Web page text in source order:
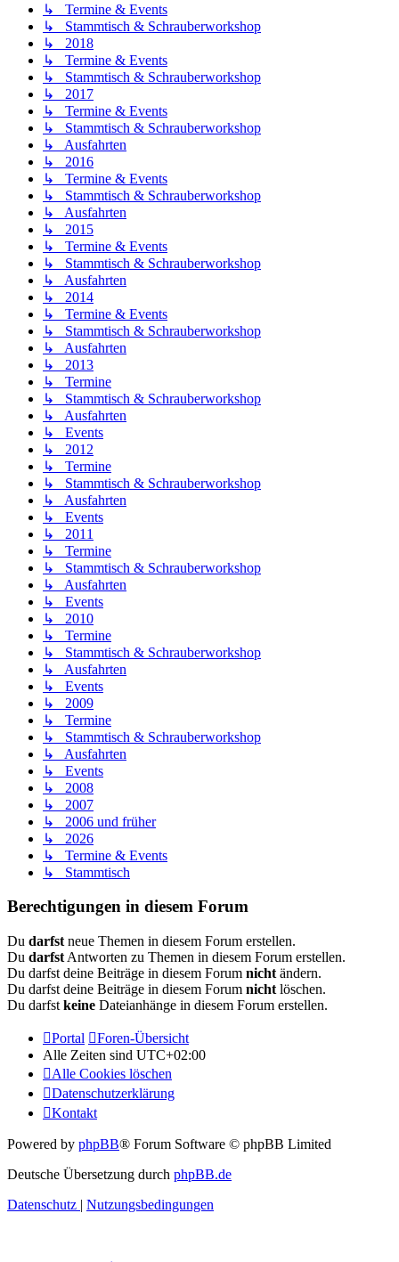
↳ Termine & Events
↳ Stammtisch & Schrauberworkshop
↳ 2018
↳ Termine & Events
↳ Stammtisch & Schrauberworkshop
↳ 2017
↳ Termine & Events
↳ Stammtisch & Schrauberworkshop
↳ Ausfahrten
↳ 2016
↳ Termine & Events
↳ Stammtisch & Schrauberworkshop
↳ Ausfahrten
↳ 2015
↳ Termine & Events
↳ Stammtisch & Schrauberworkshop
↳ Ausfahrten
↳ 2014
↳ Termine & Events
↳ Stammtisch & Schrauberworkshop
↳ Ausfahrten
↳ 2013
↳ Termine
↳ Stammtisch & Schrauberworkshop
↳ Ausfahrten
↳ Events
↳ 2012
↳ Termine
↳ Stammtisch & Schrauberworkshop
↳ Ausfahrten
↳ Events
↳ 2011
↳ Termine
↳ Stammtisch & Schrauberworkshop
↳ Ausfahrten
↳ Events
↳ 2010
↳ Termine
↳ Stammtisch & Schrauberworkshop
↳ Ausfahrten
↳ Events
↳ 2009
↳ Termine
↳ Stammtisch & Schrauberworkshop
↳ Ausfahrten
↳ Events
↳ 2008
↳ 2007
↳ 2006 und früher
↳ 2026
↳ Termine & Events
↳ Stammtisch
Berechtigungen in diesem Forum
Du darfst neue Themen in diesem Forum erstellen.
Du darfst Antworten zu Themen in diesem Forum erstellen.
Du darfst deine Beiträge in diesem Forum nicht ändern.
Du darfst deine Beiträge in diesem Forum nicht löschen.
Du darfst keine Dateianhänge in diesem Forum erstellen.
Portal
Foren-Übersicht
Alle Zeiten sind UTC+02:00
Alle Cookies löschen
Datenschutzerklärung
Kontakt
Powered by phpBB® Forum Software © phpBB Limited
Deutsche Übersetzung durch phpBB.de
Datenschutz | Nutzungsbedingungen